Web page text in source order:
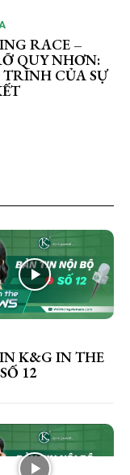
RACE –
QUY NHƠN:
CỦA SỰ
K&G IN THE
12